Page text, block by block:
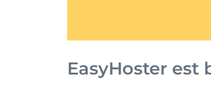
EasyHoster est